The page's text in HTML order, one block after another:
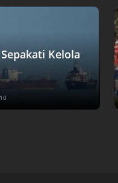
Kelola